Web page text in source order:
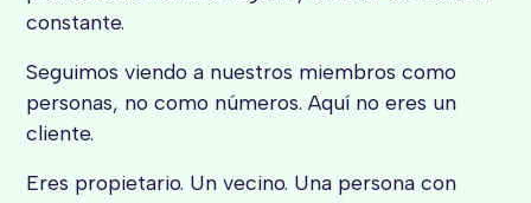
constante.
Seguimos viendo a nuestros miembros como
personas, no como números. Aquí no eres un
cliente.
Eres propietario. Un vecino. Una persona con